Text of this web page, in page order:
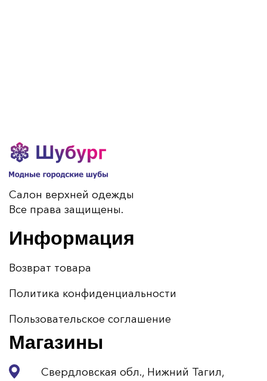
Салон верхней одежды
Все права защищены.
Информация
Возврат товара
Политика конфиденциальности
Пользовательское соглашение
Магазины
Свердловская обл., Нижний Тагил,